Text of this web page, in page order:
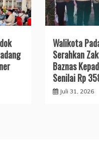
Walikota
Serahkan
Baznas
Senilai Rp
Juli 31, 2026